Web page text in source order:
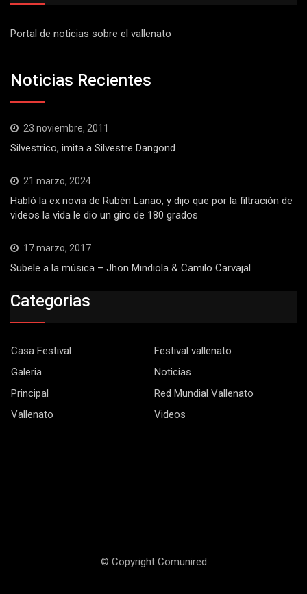
Portal de noticias sobre el vallenato
Noticias Recientes
23 noviembre, 2011
Silvestrico, imita a Silvestre Dangond
21 marzo, 2024
Habló la ex novia de Rubén Lanao, y dijo que por la filtración de
videos la vida le dio un giro de 180 grados
17 marzo, 2017
Subele a la música – Jhon Mindiola & Camilo Carvajal
Categorias
Casa Festival
Festival vallenato
Galeria
Noticias
Principal
Red Mundial Vallenato
Vallenato
Videos
© Copyright Comunired